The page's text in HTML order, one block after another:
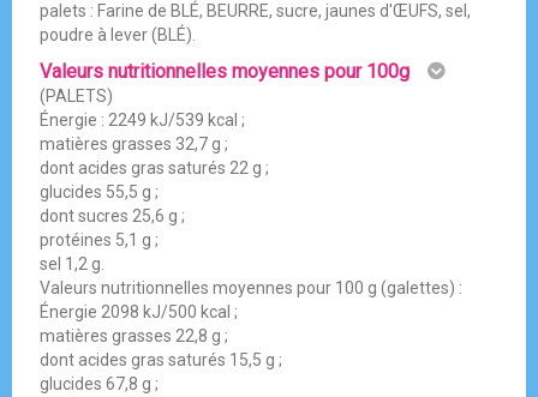
palets : Farine de BLÉ, BEURRE, sucre, jaunes d'ŒUFS, sel,
poudre à lever (BLÉ).
Valeurs nutritionnelles moyennes pour 100g
(PALETS)
Énergie : 2249 kJ/539 kcal ;
matières grasses 32,7 g ;
dont acides gras saturés 22 g ;
glucides 55,5 g ;
dont sucres 25,6 g ;
protéines 5,1 g ;
sel 1,2 g.
Valeurs nutritionnelles moyennes pour 100 g (galettes) :
Énergie 2098 kJ/500 kcal ;
matières grasses 22,8 g ;
dont acides gras saturés 15,5 g ;
glucides 67,8 g ;